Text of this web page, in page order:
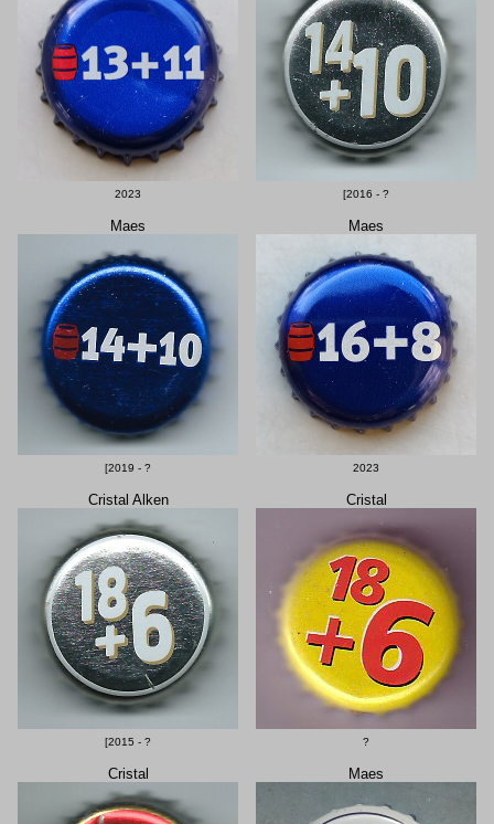
2023 [2016 - ?
Maes
[2019 - ?
Maes
2023
Cristal Alken
[2015 - ?
Cristal
?
Cristal Maes